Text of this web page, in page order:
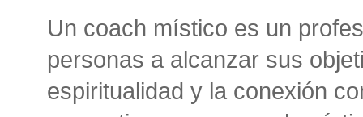
Un coach místico es un
personas a alcanzar sus
espiritualidad y la conexión